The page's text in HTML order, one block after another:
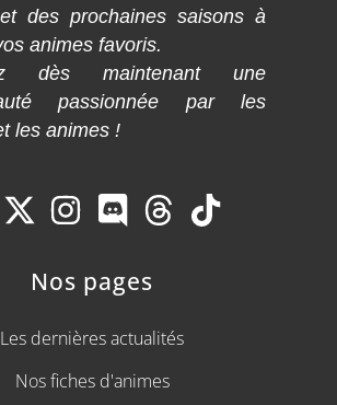
des prochaines saisons à
animes favoris.
dès maintenant une
passionnée par les
les animes !
Nos pages
Les dernières actualités
Nos fiches d'animes